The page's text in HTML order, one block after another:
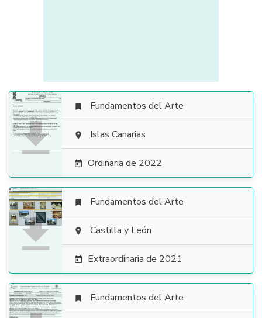

 Fundamentos del Arte
 Islas Canarias
 Ordinaria de 2022

 Fundamentos del Arte
 Castilla y León
 Extraordinaria de 2021
 Fundamentos del Arte